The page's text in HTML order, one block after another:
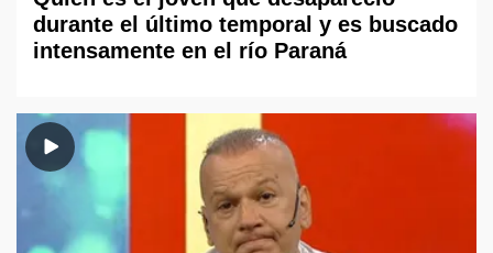
durante el último temporal y es buscado
intensamente en el río Paraná